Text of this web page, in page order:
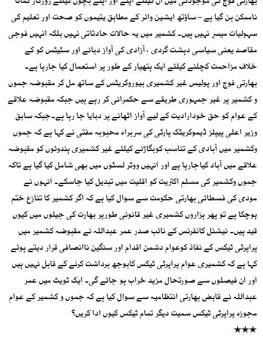
ناممکن بن گیا ہے – ساؤتھ ایشین وائر کے مطابق یتیموں کو صحت اور تعلیم کی
سہولیات میسر نہیں ہیں۔ کشمیر میں یہ حالات حادثاتی نہیں بلکہ انہیں فوجی
مقاصد یعنی سیاسی دہشت گردی ، آزادی کی آواز دبانے اور سٹیٹس کو کے
خلاف مزاحمت کچلنے کیلئے ایک ہتھیار کے طور پر استعمال کیا جارہا ہے۔
بھارتی فوج اور پولیس غیر کشمیری بیوروکریٹس کے ساتھ مل کر مقبوضہ جموں
و کشمیر پر غیر جمہوری طریقے سے حکمرانی کر رہے ہیں جبکہ مقبوضہ علاقے
کے عوام کو حق خودارادیت کے لیے آواز اٹھانے پر دبایا جا رہا ہے۔جبکہ سابق
وزیر اعلی پیپلز ڈیموکریٹک پارٹی کی سربراہ محبوبہ مفتی نے کہا ہے کہ جموں
وکشمیر میں آبادی کے تناسب کوبگاڑنے کیلئے غیر کشمیری ہندوئوں کو مقبوضہ
علاقے میں آباد کیاجارہا ہے اور انہیں ووٹر لسٹوں میں بھی شامل کیا گیا ہے تاکہ
جموں وکشمیر کی مسلم اکثریت کو اقلیت میں تبدیل کیا جاسکے۔ انہوں نے
مودی کی فسطائی بھارتی حکومت سے سوال کیا ہے کہ اگر کشمیر کا تنازع ختم
ہوچکا ہے تو پھر ہزاروں کشمیری غیر قانونی طورپر بھارت کی جیلوں میں کیوں
قید ہیں۔ نیشنل کانفرنس کے نائب صدر عمر عبداللہ نے مقبوضہ کشمیر میں
پراپرٹی ٹیکس کے نفاذ کوعوام دشمن اقدام اور سنگین ناانصافی قرار دیتے ہوئے
کہا ہے کہ کشمیری عوام پراپرٹی ٹیکس کابوجھ برداشت کرنے کے قابل نہیں ہیں
اور ان فیصلوں سے صورتحال مزید خراب ہو جائے گی۔ ایک ٹویٹ میں عمر
عبداللہ نے قابض بھارتی انتظامیہ سے سوال کیا ہے کہ جموں و کشمیر کے عوام
مجوزہ پراپرٹی ٹیکس سمیت دیگر تمام ٹیکس کیوں ادا کریں؟
٭٭٭